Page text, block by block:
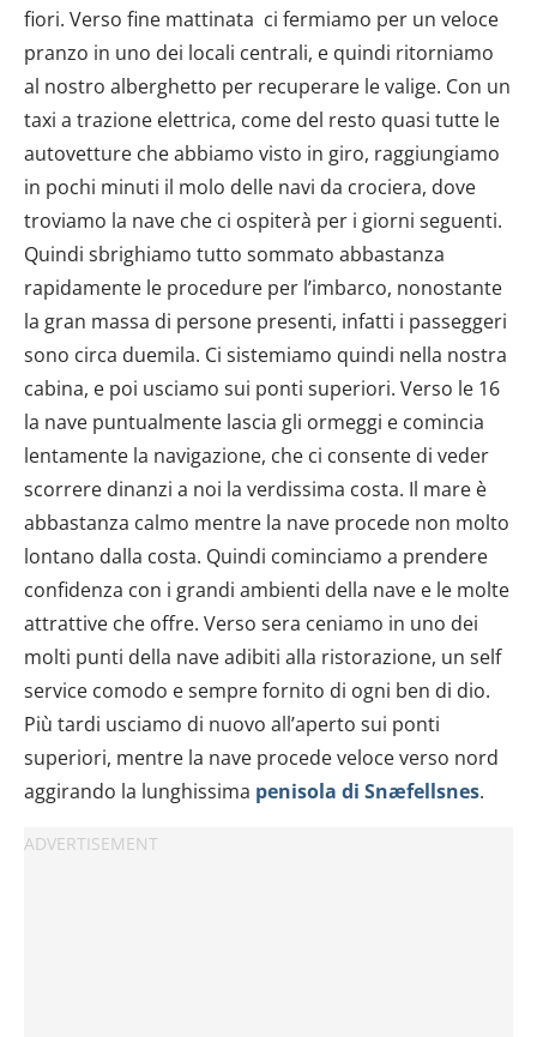
fiori. Verso fine mattinata ci fermiamo per un veloce
pranzo in uno dei locali centrali, e quindi ritorniamo
al nostro alberghetto per recuperare le valige. Con un
taxi a trazione elettrica, come del resto quasi tutte le
autovetture che abbiamo visto in giro, raggiungiamo
in pochi minuti il molo delle navi da crociera, dove
troviamo la nave che ci ospiterà per i giorni seguenti.
Quindi sbrighiamo tutto sommato abbastanza
rapidamente le procedure per l’imbarco, nonostante
la gran massa di persone presenti, infatti i passeggeri
sono circa duemila. Ci sistemiamo quindi nella nostra
cabina, e poi usciamo sui ponti superiori. Verso le 16
la nave puntualmente lascia gli ormeggi e comincia
lentamente la navigazione, che ci consente di veder
scorrere dinanzi a noi la verdissima costa. Il mare è
abbastanza calmo mentre la nave procede non molto
lontano dalla costa. Quindi cominciamo a prendere
confidenza con i grandi ambienti della nave e le molte
attrattive che offre. Verso sera ceniamo in uno dei
molti punti della nave adibiti alla ristorazione, un self
service comodo e sempre fornito di ogni ben di dio.
Più tardi usciamo di nuovo all’aperto sui ponti
superiori, mentre la nave procede veloce verso nord
aggirando la lunghissima penisola di Snæfellsnes.